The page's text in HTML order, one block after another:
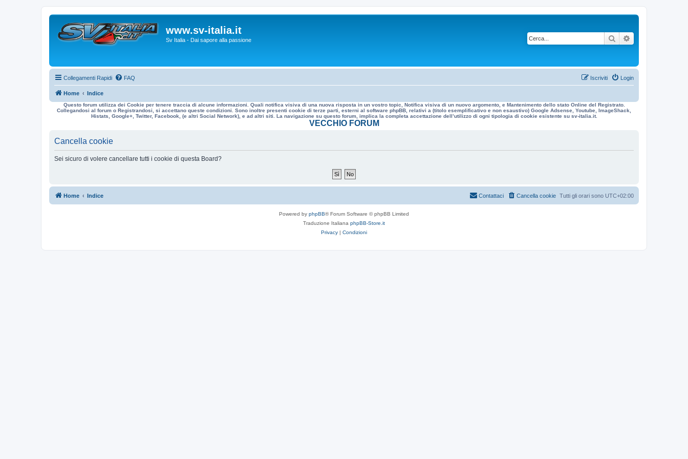
www.sv-italia.it
Sv Italia - Dai sapore alla passione Cerca
Collegamenti Rapidi FAQ Login
Iscriviti
Home Indice
Questo forum utilizza dei Cookie per tenere traccia di alcune informazioni. Quali notifica visiva di una nuova risposta in un vostro topic, Notifica visiva di un nuovo argomento, e Mantenimento dello stato Online del Registrato.
Collegandosi al forum o Registrandosi, si accettano queste condizioni. Sono inoltre presenti cookie di terze parti, esterni al software phpBB, relativi a (titolo esemplificativo e non esaustivo) Google Adsense, Youtube, ImageShack,
Histats, Google+, Twitter, Facebook, (e altri Social Network), e ad altri siti. La navigazione su questo forum, implica la completa accettazione dell’utilizzo di ogni tipologia di cookie esistente su sv-italia.it.
VECCHIO FORUM
Cancella cookie
Sei sicuro di volere cancellare tutti i cookie di questa Board?
Home Indice Tutti gli orari sono UTC+02:00
Cancella cookie
Contattaci
Powered by phpBB® Forum Software © phpBB Limited
Traduzione Italiana phpBB-Store.it
Privacy | Condizioni